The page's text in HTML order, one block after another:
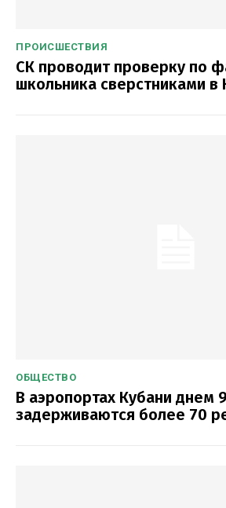
ПРОИСШЕСТВИЯ
СК проводит проверку по
школьника сверстниками в
ОБЩЕСТВО
В аэропортах Кубани днем
задерживаются более 70